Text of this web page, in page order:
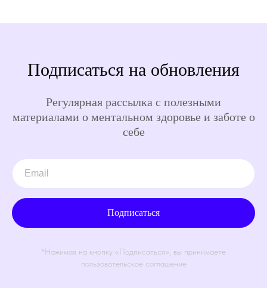
Подписаться на обновления
Регулярная рассылка с полезными
материалами о ментальном здоровье и заботе о
себе
Подписаться
*Нажимая на кнопку «Подписаться», вы принимаете
пользовательское соглашение